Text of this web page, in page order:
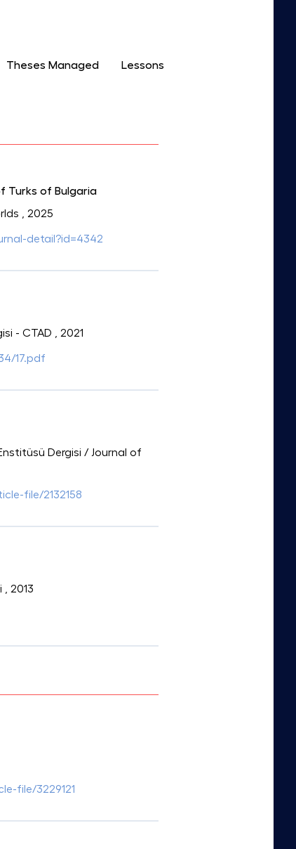
Theses Managed Lessons
Turks of Bulgaria
, 2025
detail?id=4342
- CTAD , 2021
17.pdf
Dergisi / Journal of
file/2132158
, 2013
file/3229121